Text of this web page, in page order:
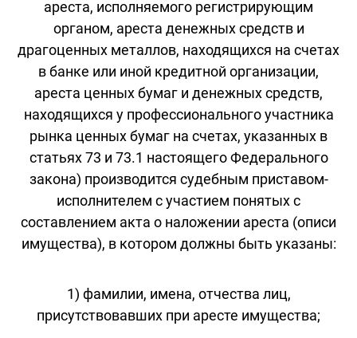
ареста, исполняемого регистрирующим
органом, ареста денежных средств и
драгоценных металлов, находящихся на счетах
в банке или иной кредитной организации,
ареста ценных бумаг и денежных средств,
находящихся у профессионального участника
рынка ценных бумаг на счетах, указанных в
статьях 73 и 73.1 настоящего Федерального
закона) производится судебным приставом-
исполнителем с участием понятых с
составлением акта о наложении ареста (описи
имущества), в котором должны быть указаны:
1) фамилии, имена, отчества лиц,
присутствовавших при аресте имущества;